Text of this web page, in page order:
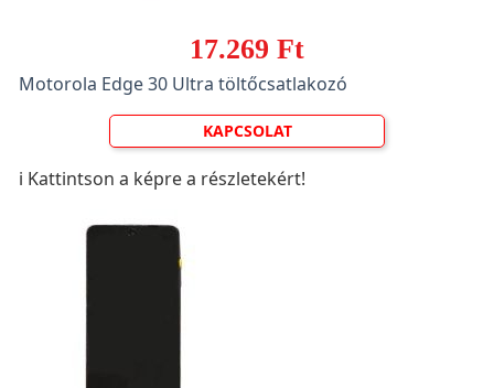
17.269 Ft
Motorola Edge 30 Ultra töltőcsatlakozó
KAPCSOLAT
ℹ️ Kattintson a képre a részletekért!